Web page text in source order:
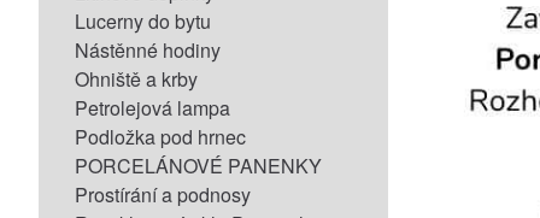
Lucerny do bytu
Nástěnné hodiny
Ohniště a krby
Petrolejová lampa
Podložka pod hrnec
PORCELÁNOVÉ PANENKY
Prostírání a podnosy